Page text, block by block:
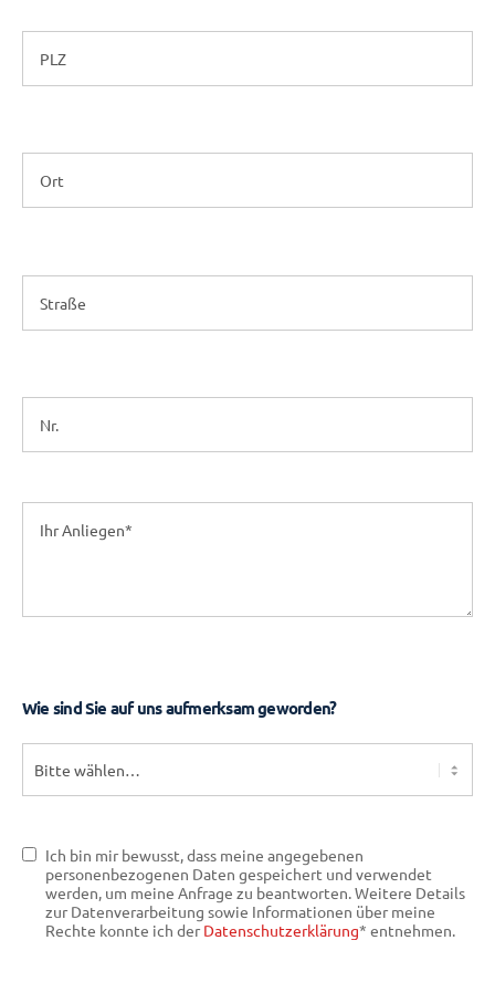
Wie sind Sie auf uns aufmerksam geworden?
Ich bin mir bewusst, dass meine angegebenen
personenbezogenen Daten gespeichert und verwendet
werden, um meine Anfrage zu beantworten. Weitere Details
zur Datenverarbeitung sowie Informationen über meine
Rechte konnte ich der Datenschutzerklärung* entnehmen.